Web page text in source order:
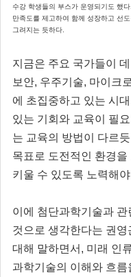
수강 학생들의 부스가 운영되기도 했
만족도를 제고하여 함께 성장하고 선
그려지는 듯하다.
지금은 주요 국가들이
보안, 우주기술, 마이크
에 초집중하고 있는 시
있는 기회와 교육이 필
는 교육의 방법이 다르
목표로 도전적인 환경
키울 수 있도록 노력해
이에 첨단과학기술과
것으로 생각한다는 권영
대해 말하면서, 미래 인
과학기술의 이해와 흐